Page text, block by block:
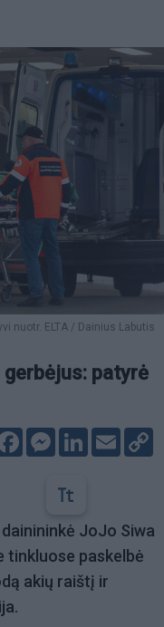
nuotr. ELTA / Dainius Labutis
patyrė
FacebookMessenger
LinkedIn
Email
JoJo Siwa
tinkluose paskelbė
akių raištį ir